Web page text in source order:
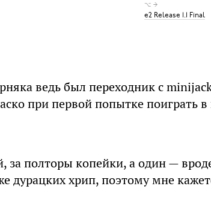
⌥ →
e2 Release 1.1 Final
ведь был переходник с
при первой попытке поиграть в
за полторы копейки, а один —
дурацких хрип, поэтому мне